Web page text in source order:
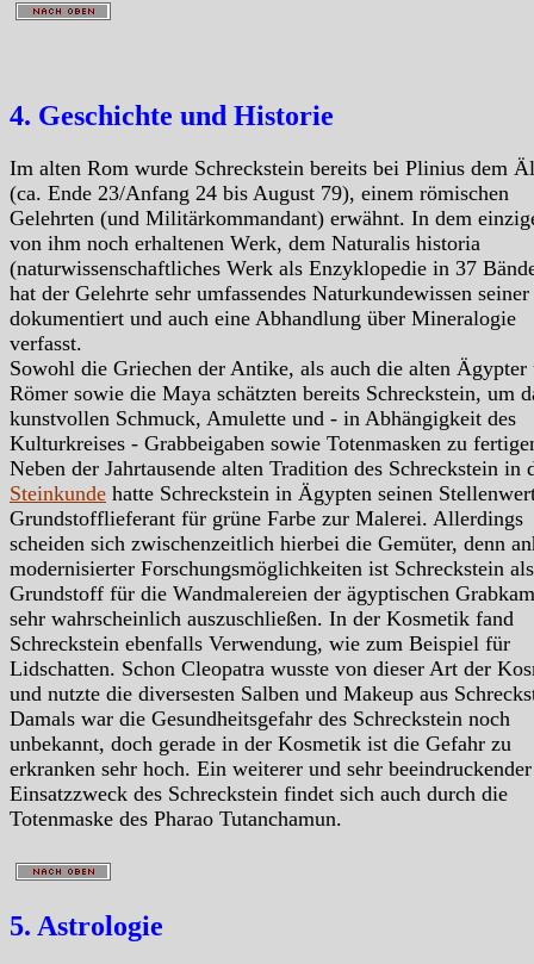
4. Geschichte und Historie
Im alten Rom wurde Schreckstein bereits bei Plinius dem
(ca. Ende 23/Anfang 24 bis August 79), einem römischen
Gelehrten (und Militärkommandant) erwähnt. In dem
von ihm noch erhaltenen Werk, dem Naturalis historia
(naturwissenschaftliches Werk als Enzyklopedie in 37
hat der Gelehrte sehr umfassendes Naturkundewissen
dokumentiert und auch eine Abhandlung über Mineralogie
verfasst.
Sowohl die Griechen der Antike, als auch die alten Ägypter
Römer sowie die Maya schätzten bereits Schreckstein, um
kunstvollen Schmuck, Amulette und - in Abhängigkeit des
Kulturkreises - Grabbeigaben sowie Totenmasken zu
Neben der Jahrtausende alten Tradition des Schreckstein in
Steinkunde hatte Schreckstein in Ägypten seinen
Grundstofflieferant für grüne Farbe zur Malerei. Allerdings
scheiden sich zwischenzeitlich hierbei die Gemüter, denn
modernisierter Forschungsmöglichkeiten ist Schreckstein als
Grundstoff für die Wandmalereien der ägyptischen
sehr wahrscheinlich auszuschließen. In der Kosmetik fand
Schreckstein ebenfalls Verwendung, wie zum Beispiel für
Lidschatten. Schon Cleopatra wusste von dieser Art der
und nutzte die diversesten Salben und Makeup aus
Damals war die Gesundheitsgefahr des Schreckstein noch
unbekannt, doch gerade in der Kosmetik ist die Gefahr zu
erkranken sehr hoch. Ein weiterer und sehr beeindruckender
Einsatzzweck des Schreckstein findet sich auch durch die
Totenmaske des Pharao Tutanchamun.
5. Astrologie